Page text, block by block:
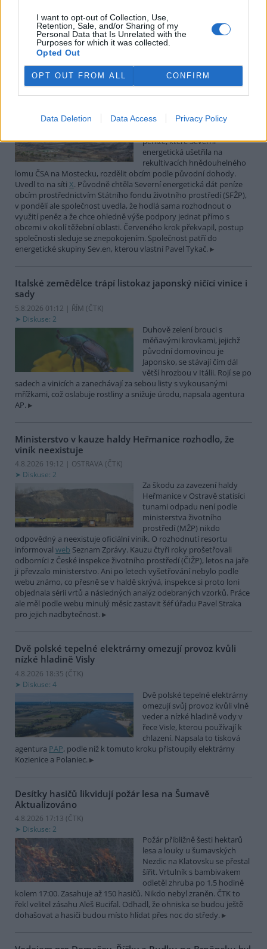
I want to opt-out of Collection, Use,
Retention, Sale, and/or Sharing of my
Personal Data that Is Unrelated with the
Purposes for which it was collected.
Opted Out
OPT OUT FROM ALL CONFIRM
Data Deletion Data Access Privacy Policy
Povodí Labe. Organizace ale požadavek odmítla s tím, že údržbu
dělala už v červnu a další zásah v tuto chvíli neplánuje, zjistila ČTK.
Červený chce peníze ušetřené za rekultivaci rozdělit
obcím podle původní dohody
5.8.2026 01:29 (ČTK)
Ministr životního prostředí
peníze, které Severní
energetická ušetřila na
rekultivacích hnědouhelného
lomu ČSA na Mostecku, rozdělit obcím podle původní dohody.
Uvedl to na síti X. Původně chtěla Severní energetická dát peníze
obcím prostřednictvím Státního fondu životního prostředí (SFŽP),
v pondělí ale společnost uvedla, že hodlá sama rozhodnout o
využití peněz a že chce ohledně výše podpory jednat přímo s
obcemi v okolí těžební oblasti. Červeného krok překvapil, postup
společnosti sleduje se znepokojením. Společnost patří do
energetické skupiny Sev.en, kterou vlastní Pavel Tykač.
Italské zemědělce trápí listokaz japonský ničící vinice i
sady
5.8.2026 01:12 | ŘÍM (ČTK)
Diskuse: 2
Duhově zelení brouci s
měňavými krovkami, jejichž
původní domovinou je
Japonsko, se stávají čím dál
větší hrozbou v Itálii. Rojí se po
sadech a vinicích a zanechávají za sebou listy s vykousanými
mřížkami, což oslabuje rostliny a snižuje úrodu, napsala agentura
AP.
Ministerstvo v kauze haldy Heřmanice rozhodlo, že
viník neexistuje
4.8.2026 19:12 | OSTRAVA (ČTK)
Diskuse: 2
Za škodu za zavezení haldy
Heřmanice v Ostravě statisíci
tunami odpadu není podle
ministerstva životního
prostředí (MŽP) nikdo
odpovědný a neexistuje oficiální viník. O rozhodnutí resortu
informoval web Seznam Zprávy. Kauzu čtyři roky prošetřovali
odborníci z České inspekce životního prostředí (ČIŽP), letos na jaře
ji převzalo ministerstvo. Ani po letech vyšetřování nebylo podle
webu známo, co přesně se v haldě skrývá, inspekce si proto loni
objednala sérii vrtů a následných analýz odebraných vzorků. Práce
ale měl podle webu minulý měsíc zastavit šéf úřadu Pavel Straka
pro jejich nadbytečnost.
Dvě polské tepelné elektrárny omezují provoz kvůli
nízké hladině Visly
4.8.2026 18:35 (ČTK)
Diskuse: 4
Dvě polské tepelné elektrárny
omezují svůj provoz kvůli vlně
veder a nízké hladině vody v
řece Visle, kterou používají k
chlazení. Napsala to tisková
agentura PAP, podle níž k tomuto kroku přistoupily elektrárny
Kozienice a Polaniec.
Desítky hasičů likvidují požár lesa na Šumavě
Aktualizováno
4.8.2026 17:13 (ČTK)
Diskuse: 2
Požár přibližně šesti hektarů
lesa a louky u šumavských
Nezdic na Klatovsku se přestal
šířit. Vrtulník s bambivakem
odletěl zhruba po 1,5 hodině
kolem 17:00. Zasahuje až 150 hasičů. Nikdo nebyl zraněn. ČTK to
řekl velitel zásahu Aleš Bucifal. Odhadl, že ohniska se budou ještě
dohašovat a hasiči budou místo hlídat přes noc do středy.